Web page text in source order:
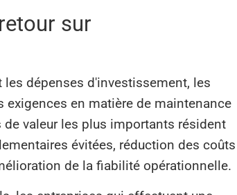
sur
dépenses d'investissement, les
en matière de maintenance
valeur les plus importants résident
évitées, réduction des coûts
de la fiabilité opérationnelle.